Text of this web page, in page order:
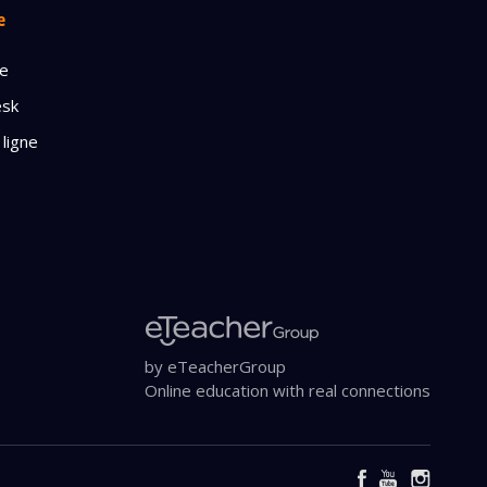
by eTeacherGroup
Online education with real connections